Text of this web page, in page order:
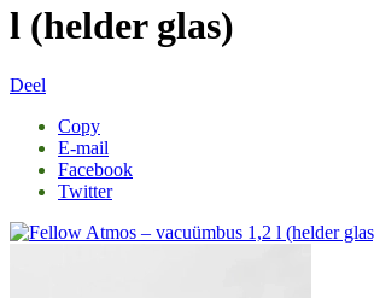
l (helder glas)
Deel
Copy
E-mail
Facebook
Twitter